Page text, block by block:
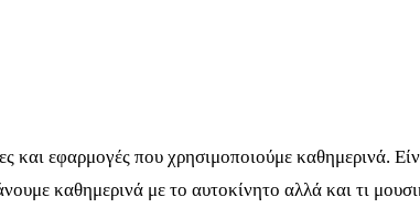
και εφαρμογές που χρησιμοποιούμε καθημερινά.
καθημερινά με το αυτοκίνητο αλλά και τι